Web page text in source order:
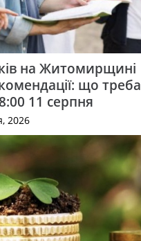
на Житомирщині
що треба
11 серпня
2026